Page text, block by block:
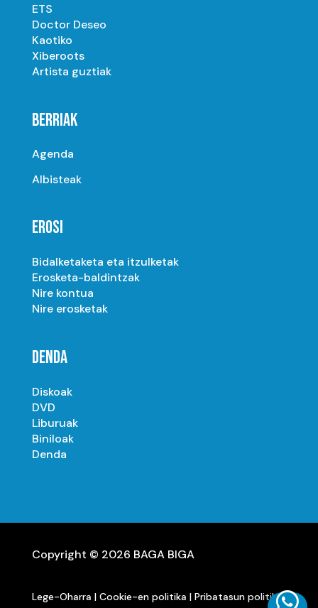
ETS
Doctor Deseo
Kaotiko
Xiberoots
Artista guztiak
BERRIAK
Agenda
Albisteak
EROSI
Bidalketaketa eta itzulketak
Erosketa-baldintzak
Nire kontua
Nire erosketak
DENDA
Diskoak
DVD
Liburuak
Biniloak
Denda
Copyright © 2026 BAGA BIGA
Lege-Oharra | Cookie-en politika | Pribatasun politika